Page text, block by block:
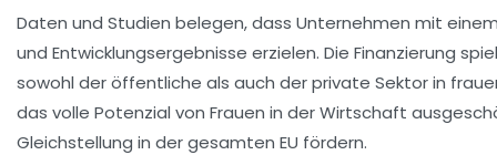
Daten und Studien belegen, dass Unternehmen mit
und Entwicklungsergebnisse erzielen. Die Finanzierung
sowohl der öffentliche als auch derprivate Sektorin
das volle Potenzial von Frauen in der Wirtschaft
Gleichstellung in der gesamten EU fördern.